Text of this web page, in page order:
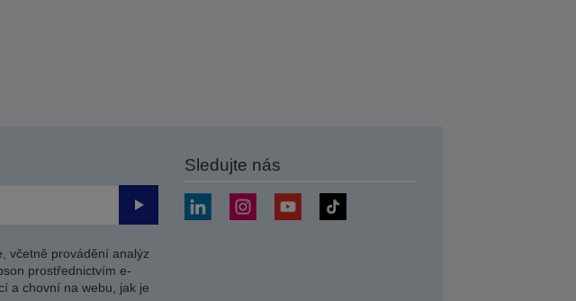
Odeslat
včetně provádění analýz
prostřednictvím e-
a chovní na webu, jak je
Sledujte nás